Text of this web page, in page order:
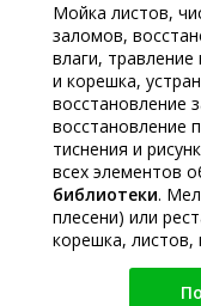
Мойка листов,
заломов,
влаги,
и корешка,
восстановление
восстановление
тиснения и
всех элементов
библиотеки.
плесени) или
корешка, листов,